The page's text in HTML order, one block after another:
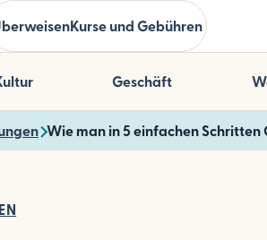
Kurse und Gebühren
Geschäft
Wie man in 5 einfachen